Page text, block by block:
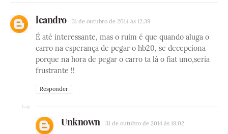
leandro 31 de outubro de 2014 às 12:39
É até interessante, mas o ruim é que quando aluga o
carro na esperança de pegar o hb20, se decepciona
porque na hora de pegar o carro ta lá o fiat uno,seria
frustrante !!
Responder
Unknown 31 de outubro de 2014 às 18:02